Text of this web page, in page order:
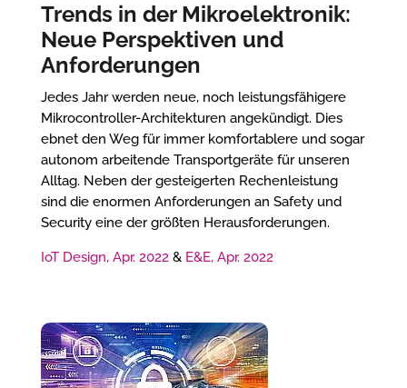
Trends in der Mikroelektronik:
Neue Perspektiven und
Anforderungen
Jedes Jahr werden neue, noch leistungsfähigere
Mikrocontroller-Architekturen angekündigt. Dies
ebnet den Weg für immer komfortablere und sogar
autonom arbeitende Transportgeräte für unseren
Alltag. Neben der gesteigerten Rechenleistung
sind die enormen Anforderungen an Safety und
Security eine der größten Herausforderungen.
IoT Design, Apr. 2022& E&E, Apr. 2022